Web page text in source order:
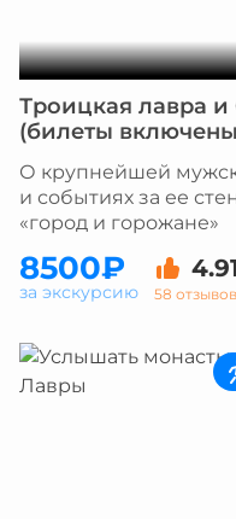
Троицкая лавра
(билеты
О крупнейшей
и событиях за ее
«город и горожане»
8500₽
58 отзывов
за экскурсию